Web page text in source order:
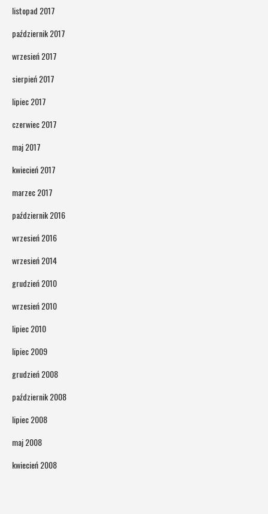
listopad 2017
październik 2017
wrzesień 2017
sierpień 2017
lipiec 2017
czerwiec 2017
maj 2017
kwiecień 2017
marzec 2017
październik 2016
wrzesień 2016
wrzesień 2014
grudzień 2010
wrzesień 2010
lipiec 2010
lipiec 2009
grudzień 2008
październik 2008
lipiec 2008
maj 2008
kwiecień 2008